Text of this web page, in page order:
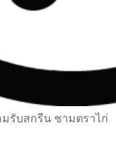
รับสกรีน ชามตราไก่